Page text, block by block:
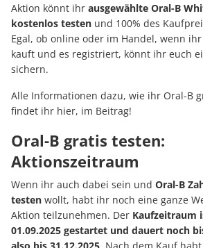
Aktion könnt ihr ausgewählte Oral-B
kostenlos testen und 100% des
Egal, ob online oder im Handel, wenn
kauft und es registriert, könnt ihr euch
sichern.
Alle Informationen dazu, wie ihr Oral-B
findet ihr hier, im Beitrag!
Oral-B gratis testen:
Aktionszeitraum
Wenn ihr auch dabei sein und Oral-B
testen wollt, habt ihr noch eine ganze
Aktion teilzunehmen. Der Kaufzeitraum
01.09.2025 gestartet und dauert noch